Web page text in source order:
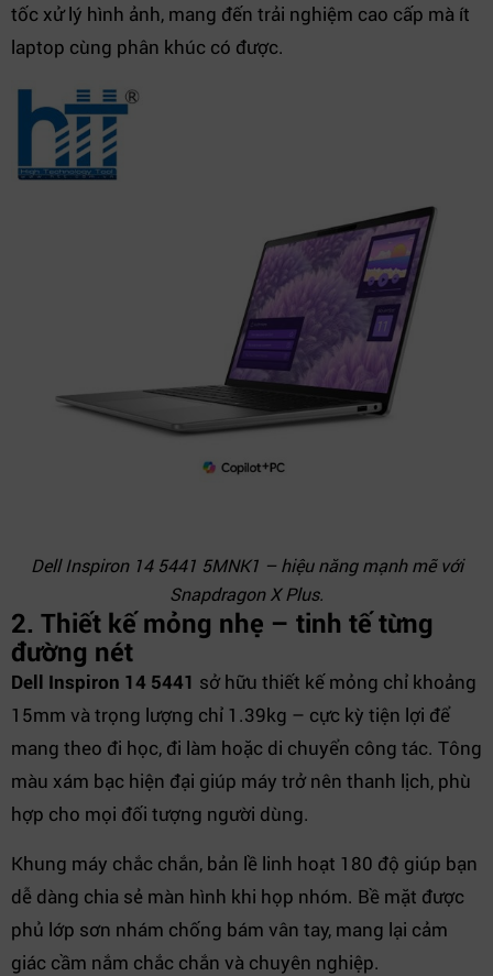
tốc xử lý hình ảnh, mang đến trải nghiệm cao cấp mà ít
laptop cùng phân khúc có được.
Dell Inspiron 14 5441 5MNK1 – hiệu năng mạnh mẽ với
Snapdragon X Plus.
2. Thiết kế mỏng nhẹ – tinh tế từng
đường nét
Dell Inspiron 14 5441 sở hữu thiết kế mỏng chỉ khoảng
15mm và trọng lượng chỉ 1.39kg – cực kỳ tiện lợi để
mang theo đi học, đi làm hoặc di chuyển công tác. Tông
màu xám bạc hiện đại giúp máy trở nên thanh lịch, phù
hợp cho mọi đối tượng người dùng.
Khung máy chắc chắn, bản lề linh hoạt 180 độ giúp bạn
dễ dàng chia sẻ màn hình khi họp nhóm. Bề mặt được
phủ lớp sơn nhám chống bám vân tay, mang lại cảm
giác cầm nắm chắc chắn và chuyên nghiệp.